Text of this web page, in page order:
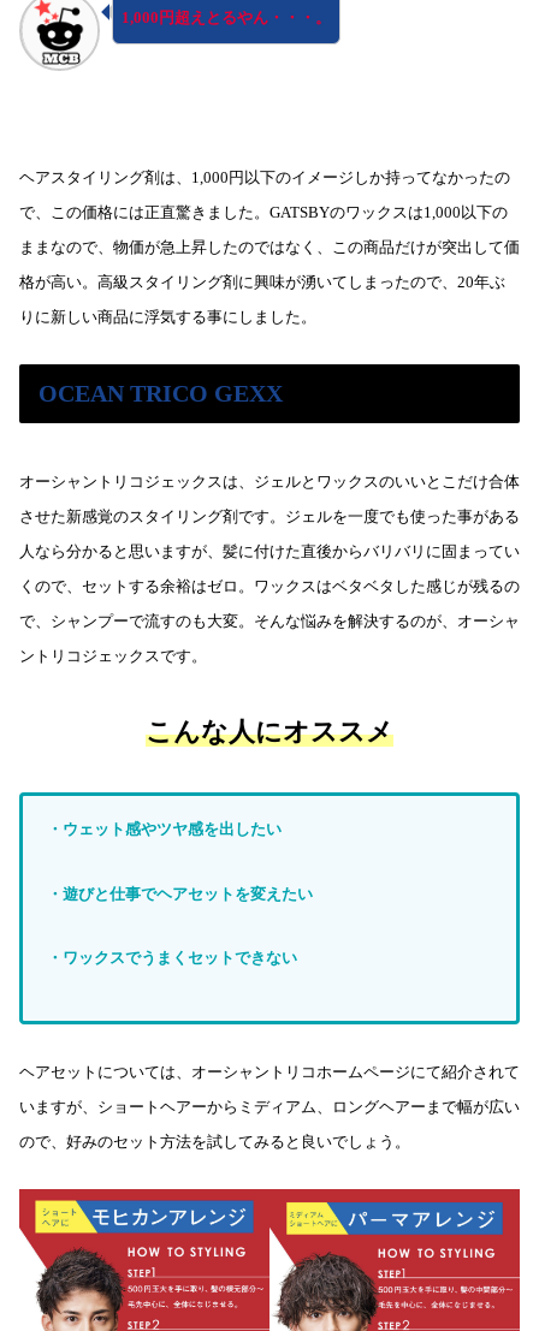
1,000円超えとるやん・・・。
ヘアスタイリング剤は、1,000円以下のイメージしか持ってなかったの
で、この価格には正直驚きました。GATSBYのワックスは1,000以下の
ままなので、物価が急上昇したのではなく、この商品だけが突出して価
格が高い。高級スタイリング剤に興味が湧いてしまったので、20年ぶ
りに新しい商品に浮気する事にしました。
OCEAN TRICO GEXX
オーシャントリコジェックスは、ジェルとワックスのいいとこだけ合体
させた新感覚のスタイリング剤です。ジェルを一度でも使った事がある
人なら分かると思いますが、髪に付けた直後からバリバリに固まってい
くので、セットする余裕はゼロ。ワックスはベタベタした感じが残るの
で、シャンプーで流すのも大変。そんな悩みを解決するのが、オーシャ
ントリコジェックスです。
こんな人にオススメ
・ウェット感やツヤ感を出したい
・遊びと仕事でヘアセットを変えたい
・ワックスでうまくセットできない
ヘアセットについては、オーシャントリコホームページにて紹介されて
いますが、ショートヘアーからミディアム、ロングヘアーまで幅が広い
ので、好みのセット方法を試してみると良いでしょう。